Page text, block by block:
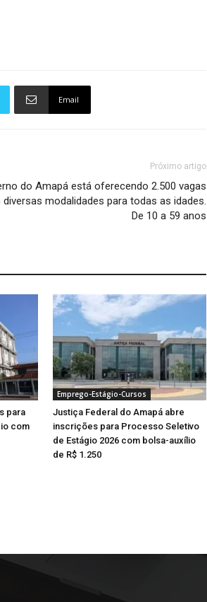
Email
Próximo artigo
do Amapá está oferecendo 2.500 vagas
diversas modalidades para todas as idades.
De 10 a 59 anos
para
com
Emprego-Estágio-Cursos
Justiça Federal do Amapá abre
inscrições para Processo Seletivo
de Estágio 2026 com bolsa-auxílio
de R$ 1.250